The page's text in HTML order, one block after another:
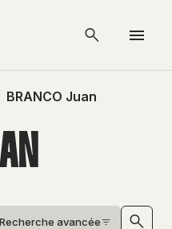
BRANCO Juan
Recherche avancée